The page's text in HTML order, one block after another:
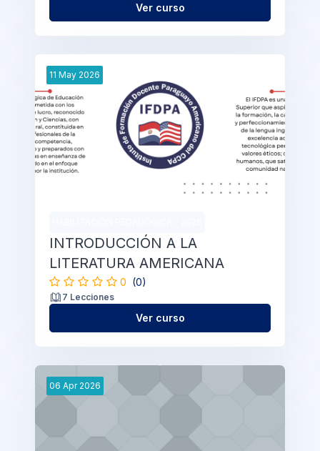
Ver curso
11 May 2026
INTRODUCCIÓN A LA
LITERATURA AMERICANA
0 (0)
7 Lecciones
Ver curso
06 Apr 2026